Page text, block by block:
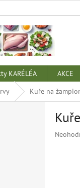
KARÉLÉA AKCE
Kuře na